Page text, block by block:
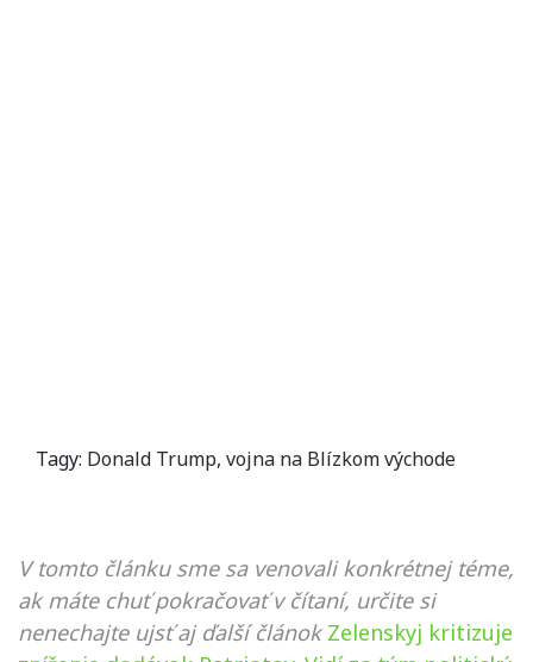
Tagy: Donald Trump, vojna na Blízkom východe
V tomto článku sme sa venovali konkrétnej téme,
ak máte chuť pokračovať v čítaní, určite si
nenechajte ujsť aj ďalší článok Zelenskyj kritizuje